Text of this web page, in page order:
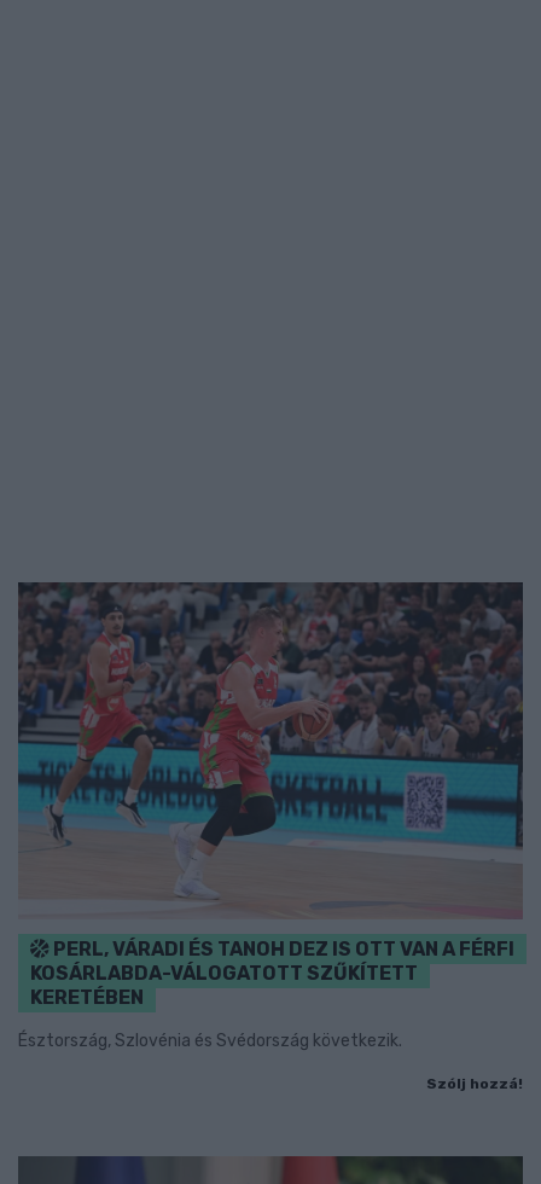
PERL, VÁRADI ÉS TANOH DEZ IS OTT VAN A FÉRFI
KOSÁRLABDA-VÁLOGATOTT SZŰKÍTETT
KERETÉBEN
Észtország, Szlovénia és Svédország következik.
Szólj hozzá!